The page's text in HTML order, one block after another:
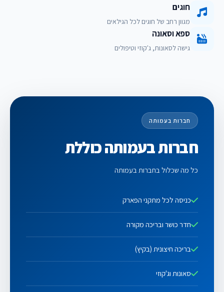
חוגים
מגוון רחב של חוגים לכל הגילאים
ספא וסאונה
גישה לסאונות, ג'קוזי וטיפולים
חברות בעמותה
חברות בעמותה כוללת
כל מה שכלול בחברות בעמותה
כניסה לכל מתקני הפארק
חדר כושר ובריכה מקורה
בריכה חיצונית (בקיץ)
סאונות וג'קוזי